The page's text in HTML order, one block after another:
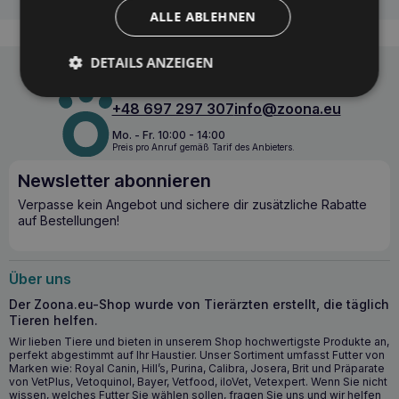
Gesundheit und Ökologie in einem
Getrocknete Sprotten sind nicht nur ein Leckerbissen,
Ernährung Ihres Hundes. Das Produkt ist reich an Omega-3-
wirkt sich positiv auf die Gesundheit von Haut und Fell aus
und verbessert die Sehkraft Ihres Hundes. Die
umweltfreundliche Verpackung ist Ausdruck des
Umweltbewusstseins. Wenn Sie sich für BULT entscheiden,
tun Sie nicht nur etwas für Ihr Tier, sondern auch für
unseren Planeten.
Die wichtigsten Vorteile für die
Nervensystems und zum Aufbau von Gehirngewebe.
Wirkt sich positiv auf das Sehvermögen und den
Zustand von Haut, Fell und Krallen aus.
Vollständig natürliche Zusammensetzung ohne künstliche
Zusatzstoffe, Konservierungsmittel oder Farbstoffe.
Versiegelt in einer biologisch abbaubaren Verpackung
zur Unterstützung des Umweltschutzes.
+48 697 297 307info@zoona.eu
Mo. - Fr. 10:00 - 14:00
Preis pro Anruf gemäß Tarif des Anbieters.
Newsletter abonnieren
Verpasse kein Angebot und sichere dir zusätzliche Rabatte
auf Bestellungen!
Über uns
Der Zoona.eu-Shop wurde von Tierärzten erstellt, die täglich
Tieren helfen.
Wir lieben Tiere und bieten in unserem Shop hochwertigste Produkte an,
perfekt abgestimmt auf Ihr Haustier. Unser Sortiment umfasst Futter von
Marken wie: Royal Canin, Hill’s, Purina, Calibra, Josera, Brit und Präparate
von VetPlus, Vetoquinol, Bayer, Vetfood, iloVet, Vetexpert. Wenn Sie nicht
wissen, welches Futter Sie wählen sollen, fragen Sie uns und wir helfen
ALLE ABLEHNEN
DETAILS ANZEIGEN